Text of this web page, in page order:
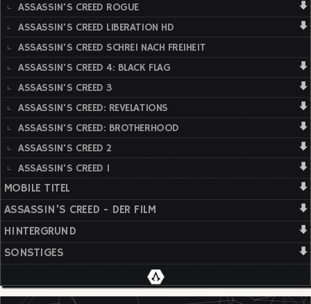
ASSASSIN'S CREED ROGUE
ASSASSIN'S CREED LIBERATION HD
ASSASSIN'S CREED SCHREI NACH FREIHEIT
ASSASSIN'S CREED 4: BLACK FLAG
ASSASSIN'S CREED 3
ASSASSIN'S CREED: REVELATIONS
ASSASSIN'S CREED: BROTHERHOOD
ASSASSIN'S CREED 2
ASSASSIN'S CREED 1
MOBILE TITEL
ASSASSIN'S CREED - DER FILM
HINTERGRUND
SONSTIGES